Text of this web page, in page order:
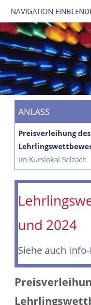
NAVIGATION
ANLASS
Preisverleihung des
im Kurslokal Selzach
und 2024
Siehe auch